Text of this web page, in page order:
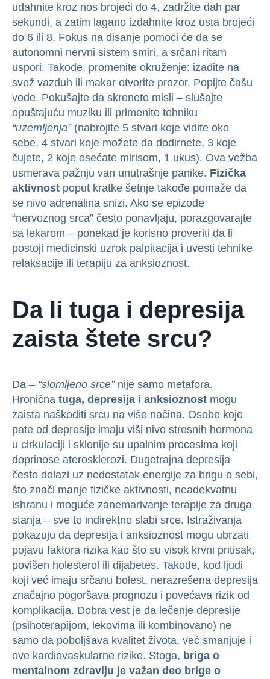
udahnite kroz nos brojeći do 4, zadržite dah par
sekundi, a zatim lagano izdahnite kroz usta brojeći
do 6 ili 8. Fokus na disanje pomoći će da se
autonomni nervni sistem smiri, a srčani ritam
uspori. Takođe, promenite okruženje: izađite na
svež vazduh ili makar otvorite prozor. Popijte čašu
vode. Pokušajte da skrenete misli – slušajte
opuštajuću muziku ili primenite tehniku
“uzemljenja”(nabrojite 5 stvari koje vidite oko
sebe, 4 stvari koje možete da dodirnete, 3 koje
čujete, 2 koje osećate mirisom, 1 ukus). Ova vežba
usmerava pažnju van unutrašnje panike. Fizička
aktivnost poput kratke šetnje takođe pomaže da
se nivo adrenalina snizi. Ako se epizode
“nervoznog srca” često ponavljaju, porazgovarajte
sa lekarom – ponekad je korisno proveriti da li
postoji medicinski uzrok palpitacija i uvesti tehnike
relaksacije ili terapiju za anksioznost.
Da li tuga i depresija
zaista štete srcu?
Da – “slomljeno srce”nije samo metafora.
Hronična tuga, depresija i anksioznost mogu
zaista naškoditi srcu na više načina. Osobe koje
pate od depresije imaju viši nivo stresnih hormona
u cirkulaciji i sklonije su upalnim procesima koji
doprinose aterosklerozi. Dugotrajna depresija
često dolazi uz nedostatak energije za brigu o sebi,
što znači manje fizičke aktivnosti, neadekvatnu
ishranu i moguće zanemarivanje terapije za druga
stanja – sve to indirektno slabi srce. Istraživanja
pokazuju da depresija i anksioznost mogu ubrzati
pojavu faktora rizika kao što su visok krvni pritisak,
povišen holesterol ili dijabetes. Takođe, kod ljudi
koji već imaju srčanu bolest, nerazrešena depresija
značajno pogoršava prognozu i povećava rizik od
komplikacija. Dobra vest je da lečenje depresije
(psihoterapijom, lekovima ili kombinovano) ne
samo da poboljšava kvalitet života, već smanjuje i
ove kardiovaskularne rizike. Stoga, briga o
mentalnom zdravlju je važan deo brige o